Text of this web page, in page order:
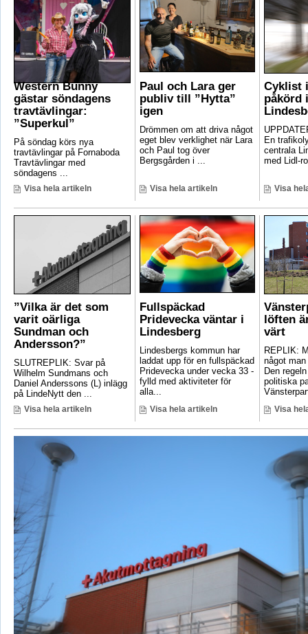
Western Bunny
gästar söndagens
travtävlingar:
”Superkul”
På söndag körs nya
travtävlingar på Fornaboda
Travtävlingar med
söndagens ...
Visa hela artikeln
Paul och Lara ger
publiv till ”Hytta”
igen
Drömmen om att driva något
eget blev verklighet när Lara
och Paul tog över
Bergsgården i ...
Visa hela artikeln
Cyklist
påkörd
En
centrala
med Lidl-
Visa
”Vilka är det som
varit oärliga
Sundman och
Andersson?”
SLUTREPLIK: Svar på
Wilhelm Sundmans och
Daniel Anderssons (L) inlägg
på LindeNytt den ...
Visa hela artikeln
Fullspäckad
Pridevecka väntar i
Lindesberg
Lindesbergs kommun har
laddat upp för en fullspäckad
Pridevecka under vecka 33 -
fylld med aktiviteter för
alla...
Visa hela artikeln
löften
värt
REPLIK:
något
Den
politiska
Visa